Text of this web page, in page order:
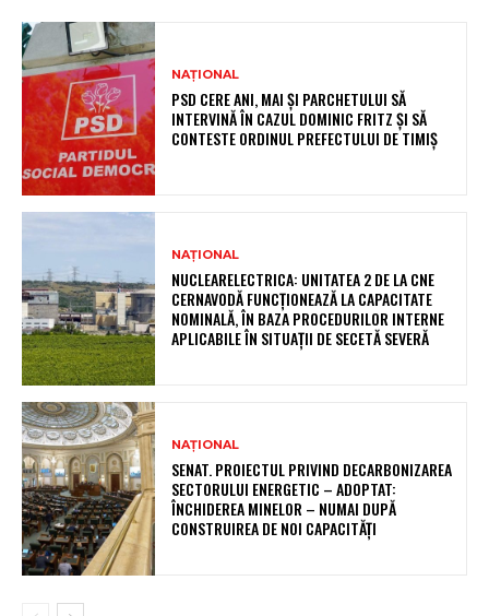
NAȚIONAL
PSD CERE ANI, MAI ȘI PARCHETULUI SĂ
INTERVINĂ ÎN CAZUL DOMINIC FRITZ ȘI SĂ
CONTESTE ORDINUL PREFECTULUI DE TIMIȘ
NAȚIONAL
NUCLEARELECTRICA: UNITATEA 2 DE LA CNE
CERNAVODĂ FUNCȚIONEAZĂ LA CAPACITATE
NOMINALĂ, ÎN BAZA PROCEDURILOR INTERNE
APLICABILE ÎN SITUAȚII DE SECETĂ SEVERĂ
NAȚIONAL
SENAT. PROIECTUL PRIVIND DECARBONIZAREA
SECTORULUI ENERGETIC – ADOPTAT:
ÎNCHIDEREA MINELOR – NUMAI DUPĂ
CONSTRUIREA DE NOI CAPACITĂȚI